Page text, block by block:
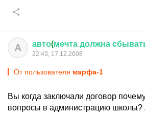
А авто(мечта должна
22:43, 17.12.2008
От пользователя марфа-1
Вы когда заключали договор
вопросы в администрацию школы?